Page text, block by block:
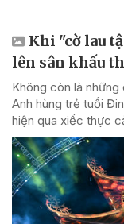
Khi "cờ lau
lên sân khấu
Không còn là
Anh hùng trẻ tuổi
hiện qua xiếc thực